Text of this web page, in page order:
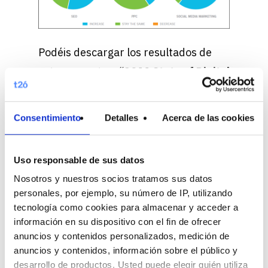
Consentimiento Detalles Acerca de las cookies
Uso responsable de sus datos
Nosotros y nuestros socios tratamos sus datos
personales, por ejemplo, su número de IP, utilizando
tecnología como cookies para almacenar y acceder a
información en su dispositivo con el fin de ofrecer
anuncios y contenidos personalizados, medición de
anuncios y contenidos, información sobre el público y
desarrollo de productos. Usted puede elegir quién utiliza
Podéis descargar los resultados de
esta encuesta – “2011 State of Digital
– en la página web
Searchengineland.com
intuitiva y detallada resume las
principales conclusiones de la
encuesta.
Por otro lado, nos encantaría conocer